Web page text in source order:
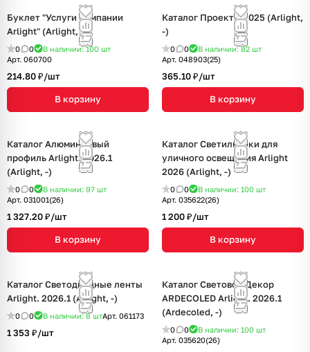
Буклет "Услуги компании
Arlight" (Arlight, -)
0 0 В наличии: 100 шт
Арт. 060700
214.80 ₽/шт
В корзину
Каталог Проекты 2025 (Arlight,
-)
0 0 В наличии: 82 шт
Арт. 048903(25)
365.10 ₽/шт
В корзину
Каталог Алюминиевый
профиль Arlight. 2026.1
(Arlight, -)
0 0 В наличии: 97 шт
Арт. 031001(26)
1 327.20 ₽/шт
В корзину
Каталог Светильники для
уличного освещения Arlight
2026 (Arlight, -)
0 0 В наличии: 100 шт
Арт. 035622(26)
1 200 ₽/шт
В корзину
Каталог Светодиодные ленты
Arlight. 2026.1 (Arlight, -)
0 0 В наличии: 8штАрт. 061173
1 353 ₽/шт
Каталог Световой Декор
ARDECOLED Arlight. 2026.1
(Ardecoled, -)
0 0 В наличии: 100 шт
Арт. 035620(26)